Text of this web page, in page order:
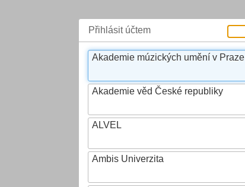
Přihlásit účtem
Akademie múzických umění v Praze
Akademie věd České republiky
ALVEL
Ambis Univerzita